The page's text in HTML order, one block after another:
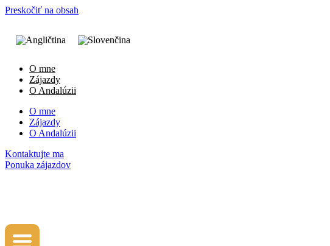
Preskočiť na obsah
O mne
Zájazdy
O Andalúzii
O mne
Zájazdy
O Andalúzii
Kontaktujte ma
Ponuka zájazdov